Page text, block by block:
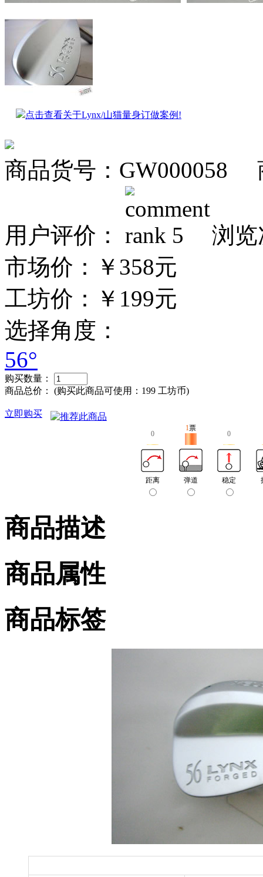
点击查看关于Lynx/山猫量身订做案例!
商品货号：GW000058
用户评价：
浏览
市场价：
￥358元
工坊价：
￥199元
选择角度：
56°
购买数量：
商品总价：
(购买此商品可使用： 199 工坊币)
立即购买
0
1票
0
距离 弹道 稳定
商品描述
商品属性
商品标签